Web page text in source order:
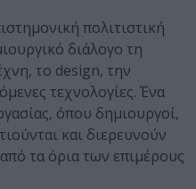
πολιτιστική
διάλογο τη
το design, την
τεχνολογίες. Ένα
όπου δημιουργοί,
και διερευνούν
τα όρια των επιμέρους